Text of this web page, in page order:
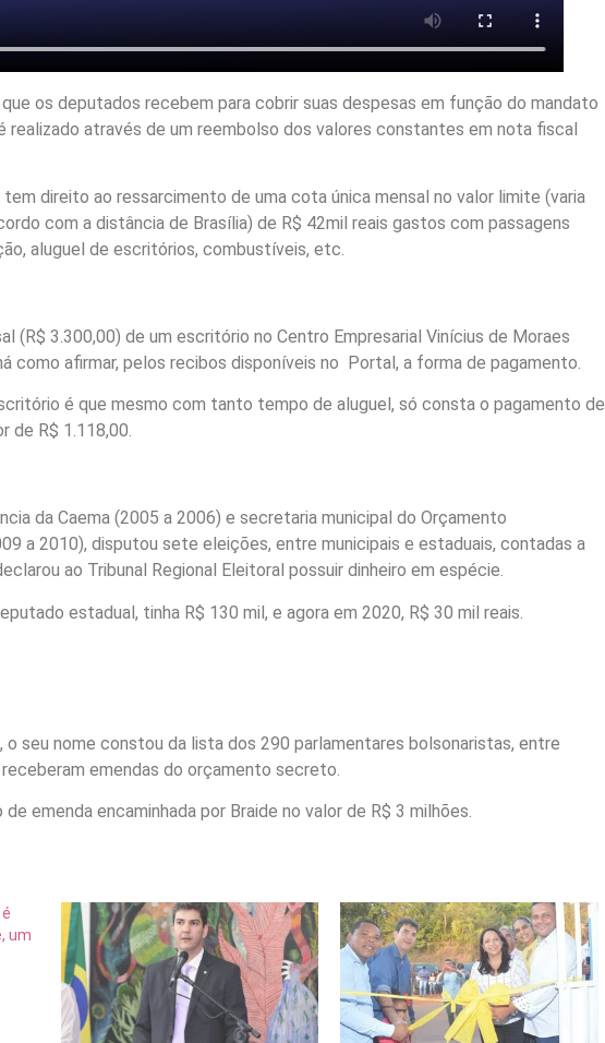
os deputados recebem para cobrir suas despesas em função do mandato
realizado através de um reembolso dos valores constantes em nota fiscal
direito ao ressarcimento de uma cota única mensal no valor limite (varia
com a distância de Brasília) de R$ 42mil reais gastos com passagens
aluguel de escritórios, combustíveis, etc.
(R$ 3.300,00) de um escritório no Centro Empresarial Vinícius de Moraes
como afirmar, pelos recibos disponíveis no Portal, a forma de pagamento.
é que mesmo com tanto tempo de aluguel, só consta o pagamento de
de R$ 1.118,00.
da Caema (2005 a 2006) e secretaria municipal do Orçamento
a 2010), disputou sete eleições, entre municipais e estaduais, contadas a
ao Tribunal Regional Eleitoral possuir dinheiro em espécie.
estadual, tinha R$ 130 mil, e agora em 2020, R$ 30 mil reais.
o seu nome constou da lista dos 290 parlamentares bolsonaristas, entre
emendas do orçamento secreto.
emenda encaminhada por Braide no valor de R$ 3 milhões.
um